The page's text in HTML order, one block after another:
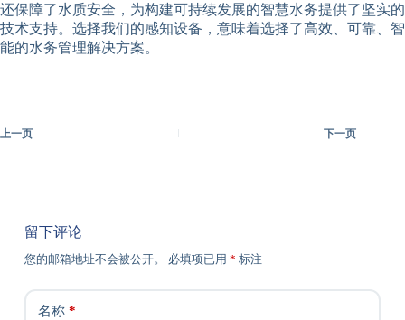
还保障了水质安全，为构建可持续发展的智慧水务提供了坚实的
技术支持。选择我们的感知设备，意味着选择了高效、可靠、智
能的水务管理解决方案。
上一页 下一页
留下评论
您的邮箱地址不会被公开。 必填项已用 * 标注
名称*